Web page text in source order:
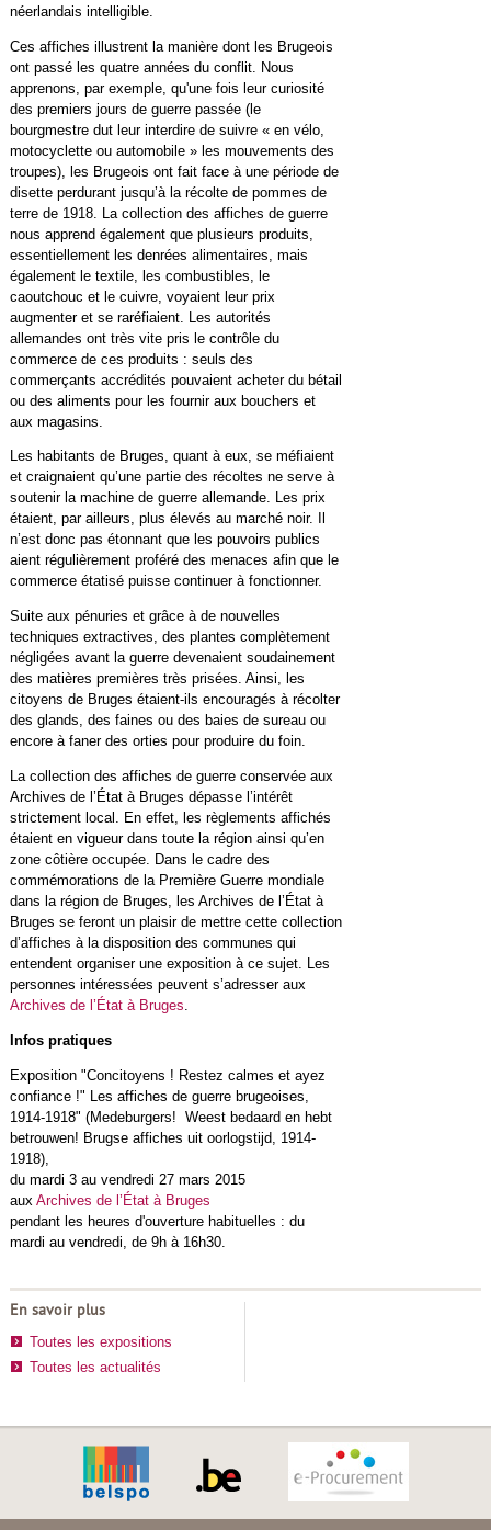
néerlandais intelligible.
Ces affiches illustrent la manière dont les Brugeois
ont passé les quatre années du conflit. Nous
apprenons, par exemple, qu'une fois leur curiosité
des premiers jours de guerre passée (le
bourgmestre dut leur interdire de suivre « en vélo,
motocyclette ou automobile » les mouvements des
troupes), les Brugeois ont fait face à une période de
disette perdurant jusqu’à la récolte de pommes de
terre de 1918. La collection des affiches de guerre
nous apprend également que plusieurs produits,
essentiellement les denrées alimentaires, mais
également le textile, les combustibles, le
caoutchouc et le cuivre, voyaient leur prix
augmenter et se raréfiaient. Les autorités
allemandes ont très vite pris le contrôle du
commerce de ces produits : seuls des
commerçants accrédités pouvaient acheter du bétail
ou des aliments pour les fournir aux bouchers et
aux magasins.
Les habitants de Bruges, quant à eux, se méfiaient
et craignaient qu’une partie des récoltes ne serve à
soutenir la machine de guerre allemande. Les prix
étaient, par ailleurs, plus élevés au marché noir. Il
n’est donc pas étonnant que les pouvoirs publics
aient régulièrement proféré des menaces afin que le
commerce étatisé puisse continuer à fonctionner.
Suite aux pénuries et grâce à de nouvelles
techniques extractives, des plantes complètement
négligées avant la guerre devenaient soudainement
des matières premières très prisées. Ainsi, les
citoyens de Bruges étaient-ils encouragés à récolter
des glands, des faines ou des baies de sureau ou
encore à faner des orties pour produire du foin.
La collection des affiches de guerre conservée aux
Archives de l’État à Bruges dépasse l’intérêt
strictement local. En effet, les règlements affichés
étaient en vigueur dans toute la région ainsi qu’en
zone côtière occupée. Dans le cadre des
commémorations de la Première Guerre mondiale
dans la région de Bruges, les Archives de l’État à
Bruges se feront un plaisir de mettre cette collection
d’affiches à la disposition des communes qui
entendent organiser une exposition à ce sujet. Les
personnes intéressées peuvent s’adresser aux
Archives de l’État à Bruges
Infos pratiques
Exposition "Concitoyens ! Restez calmes et ayez
confiance !" Les affiches de guerre brugeoises,
1914-1918" (Medeburgers! Weest bedaard en hebt
betrouwen! Brugse affiches uit oorlogstijd, 1914-
1918),
du mardi 3 au vendredi 27 mars 2015
aux Archives de l’État à Bruges
pendant les heures d'ouverture habituelles : du
mardi au vendredi, de 9h à 16h30.
En savoir plus
Toutes les expositions
Toutes les actualités